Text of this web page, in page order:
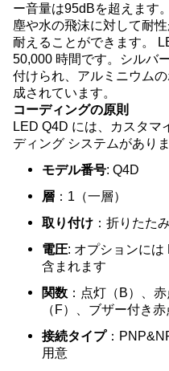
ー音量は95dBを超えます
塵や水の飛沫に対して耐
耐えることができます。
50,000 時間です。シルバ
付けられ、アルミニウム
成されています。
コーディングの原則
LED Q4D には、カスタマ
ディング システムがありま
モデル番号: Q4D
層 ：1（一層）
取り付け ：折りたた
電圧: オプションに
含まれます
関数 ：点灯（B）、
（F）、ブザー付き
接続タイプ：
用意